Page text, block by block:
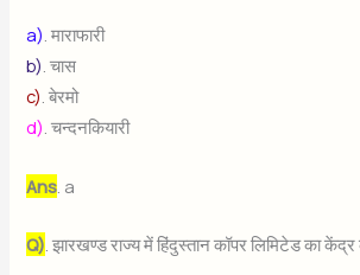
a). माराफारी
b). चास
c). बेरमो
d). चन्दनकियारी
Ans . a
Q). झारखण्ड राज्य में हिंदुस्तान कॉपर लिमिटेड का केंद्र